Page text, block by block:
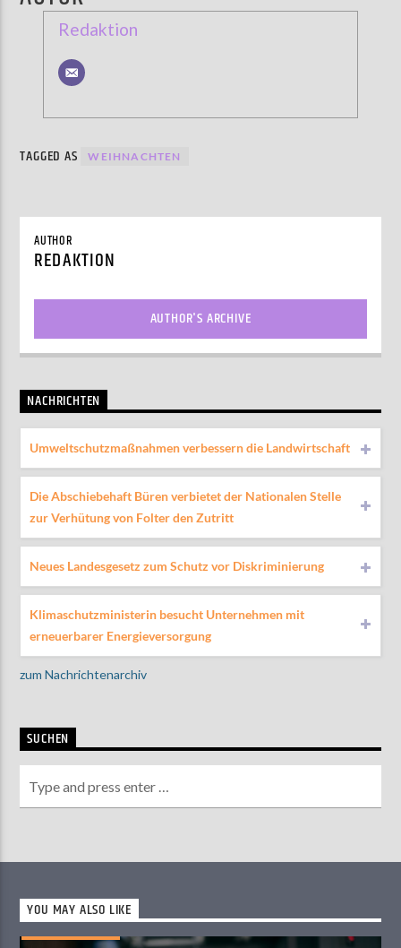
Redaktion
TAGGED AS WEIHNACHTEN
AUTHOR
REDAKTION
AUTHOR'S ARCHIVE
NACHRICHTEN
Umweltschutzmaßnahmen verbessern die Landwirtschaft
Die Abschiebehaft Büren verbietet der Nationalen Stelle
zur Verhütung von Folter den Zutritt
Neues Landesgesetz zum Schutz vor Diskriminierung
Klimaschutzministerin besucht Unternehmen mit
erneuerbarer Energieversorgung
zum Nachrichtenarchiv
SUCHEN
YOU MAY ALSO LIKE